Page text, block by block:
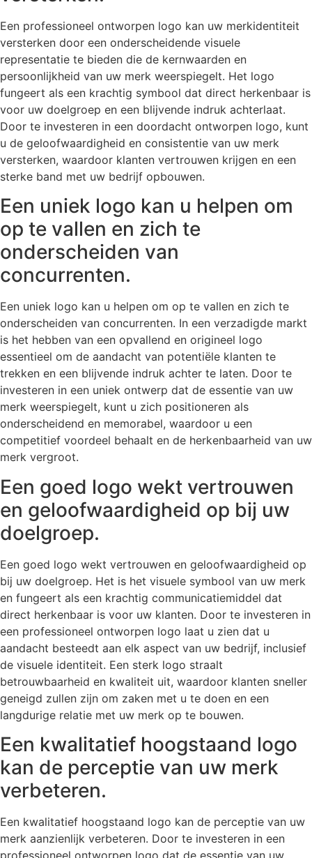
Een professioneel ontworpen logo kan uw merkidentiteit
versterken door een onderscheidende visuele
representatie te bieden die de kernwaarden en
persoonlijkheid van uw merk weerspiegelt. Het logo
fungeert als een krachtig symbool dat direct herkenbaar is
voor uw doelgroep en een blijvende indruk achterlaat.
Door te investeren in een doordacht ontworpen logo, kunt
u de geloofwaardigheid en consistentie van uw merk
versterken, waardoor klanten vertrouwen krijgen en een
sterke band met uw bedrijf opbouwen.
Een uniek logo kan u helpen om
op te vallen en zich te
onderscheiden van
concurrenten.
Een uniek logo kan u helpen om op te vallen en zich te
onderscheiden van concurrenten. In een verzadigde markt
is het hebben van een opvallend en origineel logo
essentieel om de aandacht van potentiële klanten te
trekken en een blijvende indruk achter te laten. Door te
investeren in een uniek ontwerp dat de essentie van uw
merk weerspiegelt, kunt u zich positioneren als
onderscheidend en memorabel, waardoor u een
competitief voordeel behaalt en de herkenbaarheid van uw
merk vergroot.
Een goed logo wekt vertrouwen
en geloofwaardigheid op bij uw
doelgroep.
Een goed logo wekt vertrouwen en geloofwaardigheid op
bij uw doelgroep. Het is het visuele symbool van uw merk
en fungeert als een krachtig communicatiemiddel dat
direct herkenbaar is voor uw klanten. Door te investeren in
een professioneel ontworpen logo laat u zien dat u
aandacht besteedt aan elk aspect van uw bedrijf, inclusief
de visuele identiteit. Een sterk logo straalt
betrouwbaarheid en kwaliteit uit, waardoor klanten sneller
geneigd zullen zijn om zaken met u te doen en een
langdurige relatie met uw merk op te bouwen.
Een kwalitatief hoogstaand logo
kan de perceptie van uw merk
verbeteren.
Een kwalitatief hoogstaand logo kan de perceptie van uw
merk aanzienlijk verbeteren. Door te investeren in een
professioneel ontworpen logo dat de essentie van uw